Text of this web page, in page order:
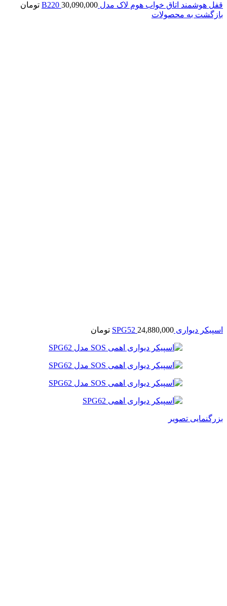
قفل هوشمند اتاق خواب هوم لاک مدل B220 30,090,000
تومان
بازگشت به محصولات
اسپیکر دیواری SPG52 24,880,000 تومان
بزرگنمایی تصویر